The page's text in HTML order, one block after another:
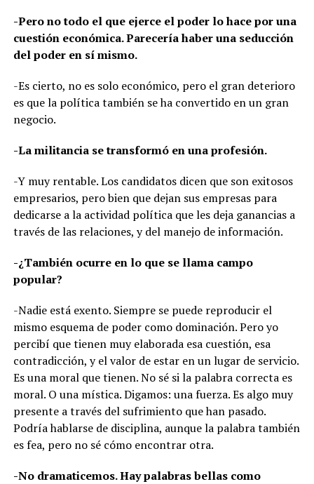
-Pero no todo el que ejerce el poder lo hace por una
cuestión económica. Parecería haber una seducción
del poder en sí mismo.
-Es cierto, no es solo económico, pero el gran deterioro
es que la política también se ha convertido en un gran
negocio.
-La militancia se transformó en una profesión.
-Y muy rentable. Los candidatos dicen que son exitosos
empresarios, pero bien que dejan sus empresas para
dedicarse a la actividad política que les deja ganancias a
través de las relaciones, y del manejo de información.
-¿También ocurre en lo que se llama campo
popular?
-Nadie está exento. Siempre se puede reproducir el
mismo esquema de poder como dominación. Pero yo
percibí que tienen muy elaborada esa cuestión, esa
contradicción, y el valor de estar en un lugar de servicio.
Es una moral que tienen. No sé si la palabra correcta es
moral. O una mística. Digamos: una fuerza. Es algo muy
presente a través del sufrimiento que han pasado.
Podría hablarse de disciplina, aunque la palabra también
es fea, pero no sé cómo encontrar otra.
-No dramaticemos. Hay palabras bellas como